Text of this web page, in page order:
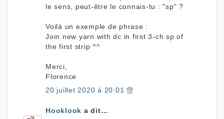
le sens, peut-être le connais-tu : "sp" ?
Voilà un exemple de phrase :
Join new yarn with dc in first 3-ch sp of
the first strip ^^
Merci,
Florence
20 juillet 2020 à 20:01
Hooklook a dit…